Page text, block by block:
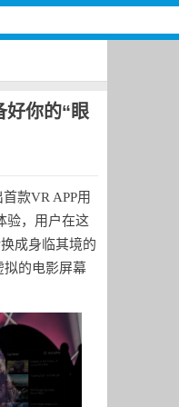
好你的“眼
款VR APP用
验，用户在这
成身临其境的
拟的电影屏幕